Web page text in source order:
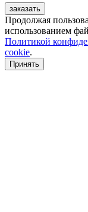
заказать
Продолжая
использованием
Политикой
cookie.
Принять